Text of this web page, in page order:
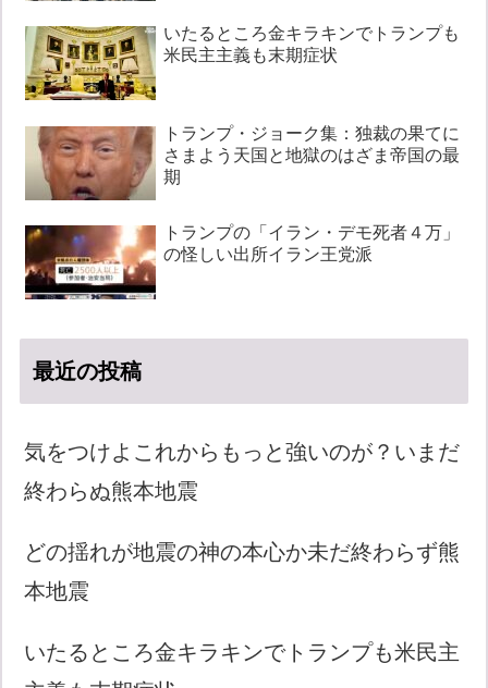
いたるところ金キラキンでトランプも
米民主主義も末期症状
トランプ・ジョーク集：独裁の果てに
さまよう天国と地獄のはざま帝国の最
期
トランプの「イラン・デモ死者４万」
の怪しい出所イラン王党派
最近の投稿
気をつけよこれからもっと強いのが？いまだ
終わらぬ熊本地震
どの揺れが地震の神の本心か未だ終わらず熊
本地震
いたるところ金キラキンでトランプも米民主